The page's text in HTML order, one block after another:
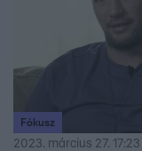
Fókusz
2023. március 27. 17:23